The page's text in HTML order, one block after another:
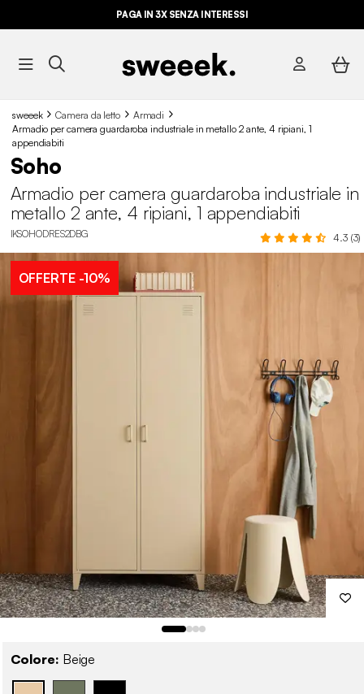
PAGA IN 3X SENZA INTERESSI
sweeek Camera da letto
Armadi
Armadio per camera guardaroba industriale in metallo 2 ante, 4 ripiani, 1
appendiabiti
Soho
Armadio per camera guardaroba industriale in
metallo 2 ante, 4 ripiani, 1 appendiabiti
IKSOHODRES2DBG 4.3 (3)
OFFERTE-10%
Colore: Beige